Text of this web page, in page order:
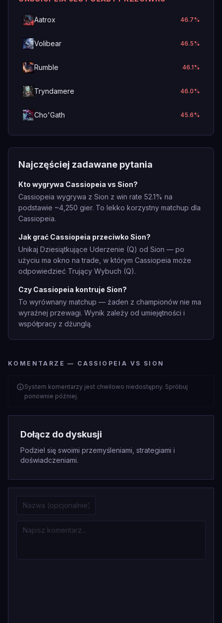
Aatrox 46.7%
Volibear 46.5%
Rumble 46.1%
Tryndamere 46.0%
Cho'Gath 45.6%
Najczęściej zadawane pytania
Kto wygrywa Cassiopeia vs Sion?
Cassiopeia wygrywa z Sion z win rate 52.1% na
podstawie ~4,250 gier. To lekko korzystny matchup dla
Cassiopeia.
Jak grać Cassiopeia przeciwko Sion?
Unikaj Dziesiątkujące Uderzenie (Q) od Sion — po
użyciu ma okno na trade, w którym Cassiopeia może
odpowiedzieć Trujący Wybuch (Q).
Czy Cassiopeia kontruje Sion?
To wyrównany matchup — żaden z championów nie ma
wyraźnej przewagi. Wynik zależy od umiejętności i
współpracy z dżunglą.
KOMENTARZE — CASSIOPEIA VS SION
System komentarzy jest chwilowo niedostępny. Spróbuj
ponownie później.
Dołącz do dyskusji
Podziel się swoimi przemyśleniami, strategiami i
doświadczeniami.